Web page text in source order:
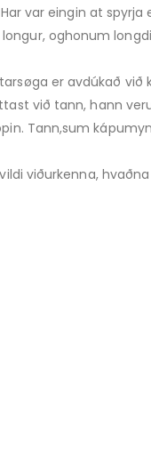
var eingin at spyrja
oghonum
er avdúkað við
við tann, hann
Tann,sum
viðurkenna,